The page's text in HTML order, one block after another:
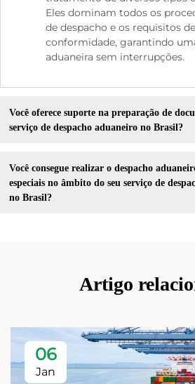
Eles dominam todos os
de despacho e os requisitos de
conformidade, garantindo
aduaneira sem interrupções.
Você oferece suporte na preparação de
serviço de despacho aduaneiro no Brasil?
Você consegue realizar o despacho
especiais no âmbito do seu serviço de
no Brasil?
Artigo
06
Jan